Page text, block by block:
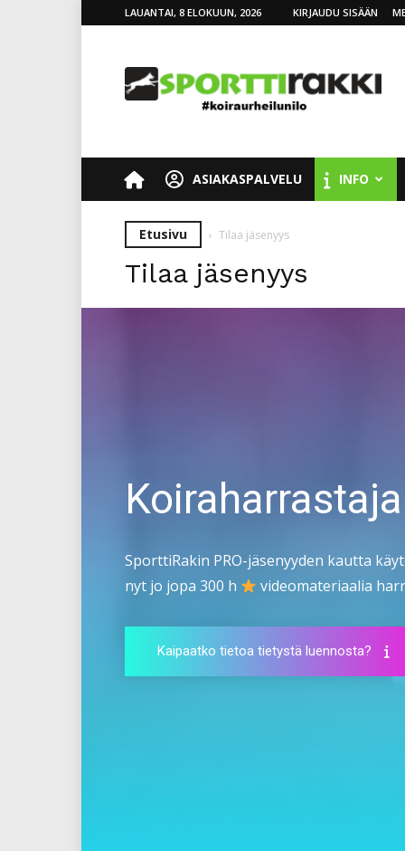
LAUANTAI, 8 ELOKUUN, 2026 KIRJAUDU SISÄÄN
ASIAKASPALVELU INFO
Etusivu Tilaa jäsenyys
Tilaa jäsenyys
SporttiRakin PRO-jäsenyyden kautta
nyt jo jopa 300 h
videomateriaalia
Kaipaatko tietoa tietystä luennosta?